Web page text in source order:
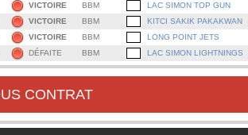
VICTOIRE BBM
LAC SIMON TOP GUN
VICTOIRE BBM
KITCI SAKIK PAKAKWAN
VICTOIRE BBM
LONG POINT JETS
DÉFAITE BBM LAC SIMON LIGHTNINGS
CONTRAT